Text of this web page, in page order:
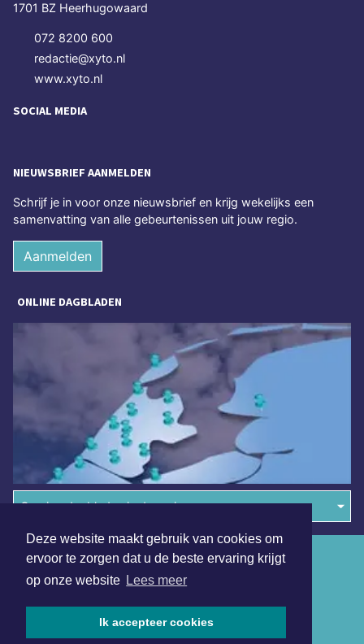
Deze website maakt gebruik van cookies om
ervoor te zorgen dat u de beste ervaring krijgt
op onze website Lees meer
Ik accepteer cookies
1701 BZ Heerhugowaard
072 8200 600
redactie@xyto.nl
www.xyto.nl
SOCIAL MEDIA
NIEUWSBRIEF AANMELDEN
Schrijf je in voor onze nieuwsbrief en krijg wekelijks een
samenvatting van alle gebeurtenissen uit jouw regio.
Aanmelden
ONLINE DAGBLADEN
Overige dagbladen in de regio
Algemene voorwaarden
Disclaimer